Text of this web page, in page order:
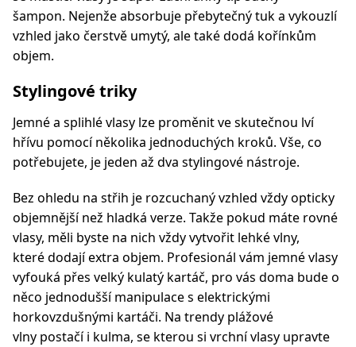
šampon. Nejenže absorbuje přebytečný tuk a vykouzlí
vzhled jako čerstvě umytý, ale také dodá kořínkům
objem.
Stylingové triky
Jemné a splihlé vlasy lze proměnit ve skutečnou lví
hřívu pomocí několika jednoduchých kroků. Vše, co
potřebujete, je jeden až dva stylingové nástroje.
Bez ohledu na střih je rozcuchaný vzhled vždy opticky
objemnější než hladká verze. Takže pokud máte rovné
vlasy, měli byste na nich vždy vytvořit lehké vlny,
které dodají extra objem. Profesionál vám jemné vlasy
vyfouká přes velký kulatý kartáč, pro vás doma bude o
něco jednodušší manipulace s elektrickými
horkovzdušnými kartáči. Na trendy plážové
vlny postačí i kulma, se kterou si vrchní vlasy upravte